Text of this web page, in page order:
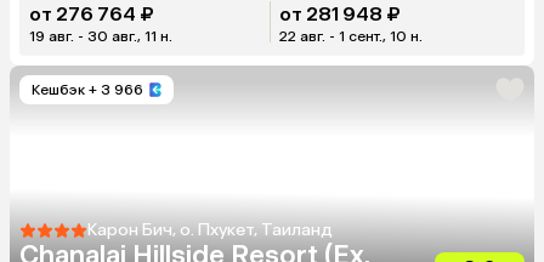
от 276 764 ₽
19 авг. - 30 авг., 11 н.
от 281 948 ₽
22 авг. - 1 сент., 10 н.
Кешбэк + 3 966
Карон Бич, о. Пхукет, Таиланд
Chanalai Hillside Resort (Ex.